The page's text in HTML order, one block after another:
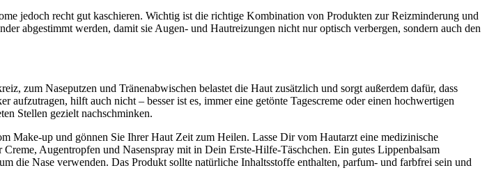
jedoch recht gut kaschieren. Wichtig ist die richtige Kombination von Produkten zur Reizminderung und
abgestimmt werden, damit sie Augen- und Hautreizungen nicht nur optisch verbergen, sondern auch den
zum Naseputzen und Tränenabwischen belastet die Haut zusätzlich und sorgt außerdem dafür, dass
hilft auch nicht – besser ist es, immer eine getönte Tagescreme oder einen hochwertigen
Stellen gezielt nachschminken.
Make-up und gönnen Sie Ihrer Haut Zeit zum Heilen. Lasse Dir vom Hautarzt eine medizinische
Augentropfen und Nasenspray mit in Dein Erste-Hilfe-Täschchen. Ein gutes Lippenbalsam
Nase verwenden. Das Produkt sollte natürliche Inhaltsstoffe enthalten, parfum- und farbfrei sein und